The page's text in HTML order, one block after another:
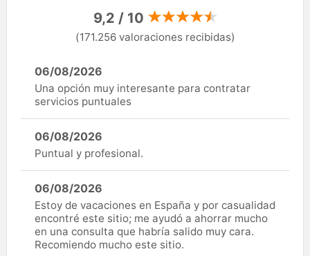
9,2 / 10
(171.256 valoraciones recibidas)
06/08/2026
Una opción muy interesante para contratar
servicios puntuales
06/08/2026
Puntual y profesional.
06/08/2026
Estoy de vacaciones en España y por casualidad
encontré este sitio; me ayudó a ahorrar mucho
en una consulta que habría salido muy cara.
Recomiendo mucho este sitio.